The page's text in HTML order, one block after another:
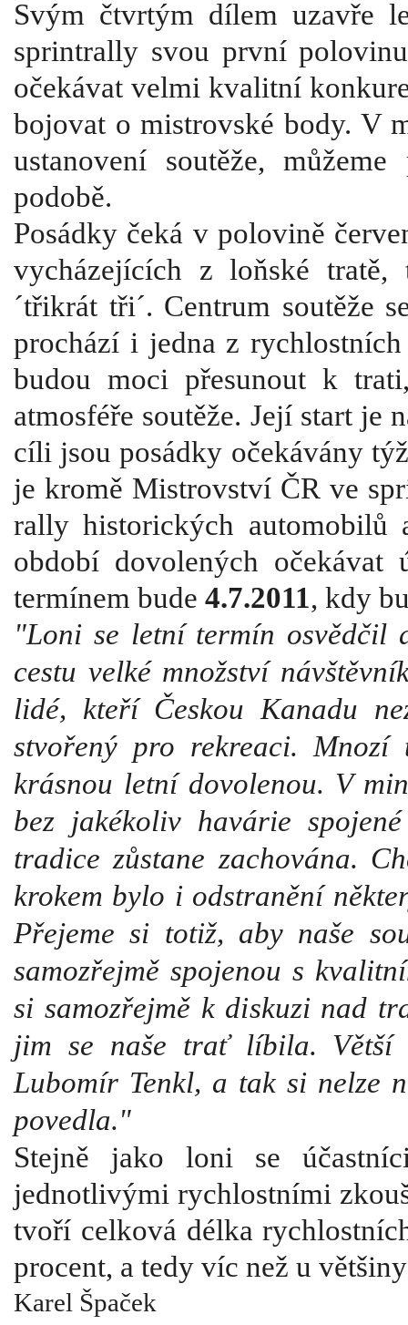
Svým čtvrtým dílem uzavře
sprintrally svou první
očekávat velmi kvalitní
bojovat o mistrovské body. V
ustanovení soutěže,
podobě.
Posádky čeká v polovině
vycházejících z loňské
´třikrát tři´. Centrum soutěže
prochází i jedna z
budou moci přesunout k
atmosféře soutěže. Její start je
cíli jsou posádky očekávány
je kromě Mistrovství ČR ve
rally historických
období dovolených očekávat
termínem bude 4.7.2011, kdy
"Loni se letní termín osvědčil
cestu velké množství
lidé, kteří Českou Kanadu
stvořený pro rekreaci.
krásnou letní dovolenou. V
bez jakékoliv havárie
tradice zůstane zachována.
krokem bylo i odstranění
Přejeme si totiž, aby naše
samozřejmě spojenou s
si samozřejmě k diskuzi nad
jim se naše trať líbila. Větší
Lubomír Tenkl, a tak si nelze
povedla."
Stejně jako loni se
jednotlivými rychlostními
tvoří celková délka
procent, a tedy víc než u
Karel Špaček